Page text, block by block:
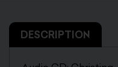
DESCRIPTION